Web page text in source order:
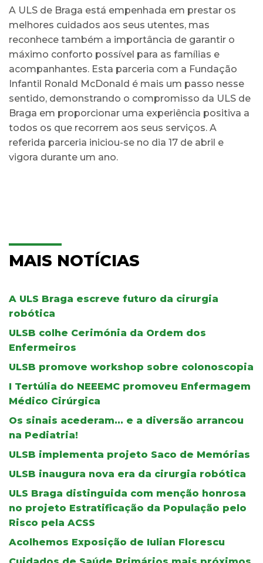
A ULS de Braga está empenhada em prestar os
melhores cuidados aos seus utentes, mas
reconhece também a importância de garantir o
máximo conforto possível para as famílias e
acompanhantes. Esta parceria com a Fundação
Infantil Ronald McDonald é mais um passo nesse
sentido, demonstrando o compromisso da ULS de
Braga em proporcionar uma experiência positiva a
todos os que recorrem aos seus serviços. A
referida parceria iniciou-se no dia 17 de abril e
vigora durante um ano.
MAIS NOTÍCIAS
A ULS Braga escreve futuro da cirurgia
robótica
ULSB colhe Cerimónia da Ordem dos
Enfermeiros
ULSB promove workshop sobre colonoscopia
I Tertúlia do NEEEMC promoveu Enfermagem
Médico Cirúrgica
Os sinais acederam... e a diversão arrancou
na Pediatria!
ULSB implementa projeto Saco de Memórias
ULSB inaugura nova era da cirurgia robótica
ULS Braga distinguida com menção honrosa
no projeto Estratificação da População pelo
Risco pela ACSS
Acolhemos Exposição de Iulian Florescu